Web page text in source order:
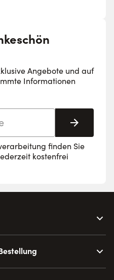
Angebote und auf
Informationen
finden Sie
kostenfrei